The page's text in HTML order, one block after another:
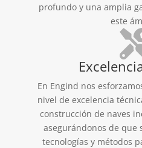
profundo y una amplia
este
En Engind nos
nivel de excelencia
construcción de naves
asegurándonos de que
tecnologías y métodos